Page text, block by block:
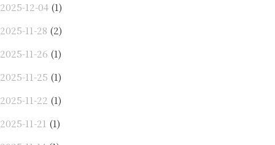
2025-12-04 (1)
2025-11-28 (2)
2025-11-26 (1)
2025-11-25 (1)
2025-11-22 (1)
2025-11-21 (1)